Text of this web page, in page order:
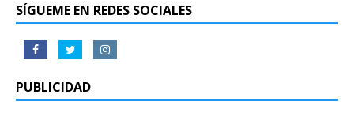
SÍGUEME EN REDES SOCIALES
PUBLICIDAD